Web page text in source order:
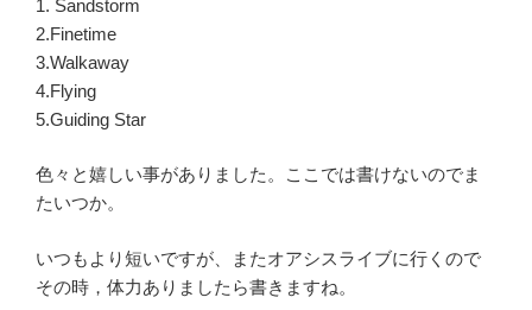
1. Sandstorm
2.Finetime
3.Walkaway
4.Flying
5.Guiding Star
色々と嬉しい事がありました。ここでは書けないのでま
たいつか。
いつもより短いですが、またオアシスライブに行くので
その時，体力ありましたら書きますね。